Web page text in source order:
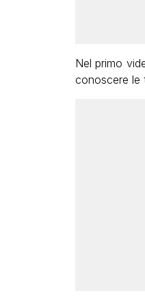
Nel primo
conoscere le